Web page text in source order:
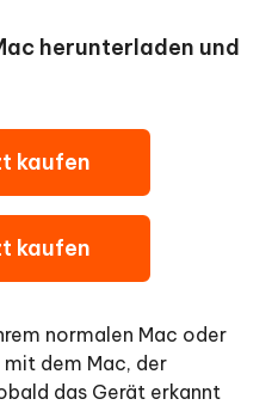
herunterladen und
kaufen
kaufen
normalen Mac oder
mit dem Mac, der
das Gerät erkannt